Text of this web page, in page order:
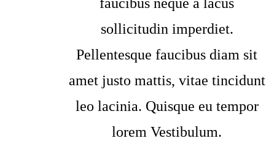
sollicitudin imperdiet.
Pellentesque faucibus diam sit
amet justo mattis, vitae tincidunt
leo lacinia. Quisque eu tempor
lorem Vestibulum.